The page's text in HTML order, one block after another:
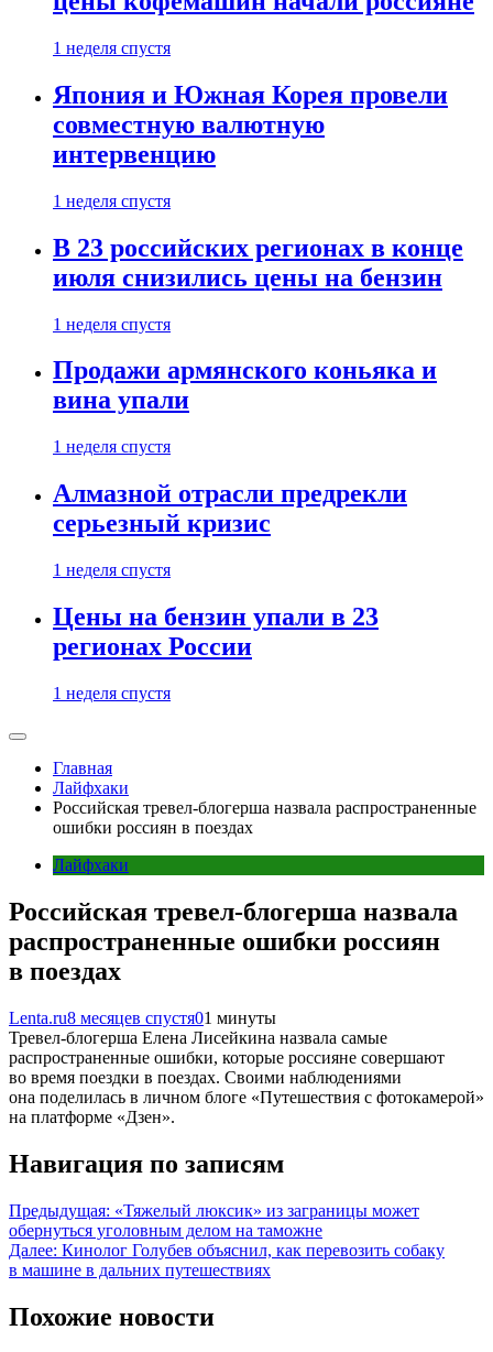
1 неделя спустя
Япония и Южная Корея провели
совместную валютную
интервенцию
1 неделя спустя
В 23 российских регионах в конце
июля снизились цены на бензин
1 неделя спустя
Продажи армянского коньяка и
вина упали
1 неделя спустя
Алмазной отрасли предрекли
серьезный кризис
1 неделя спустя
Цены на бензин упали в 23
регионах России
1 неделя спустя
Главная
Лайфхаки
Российская тревел-блогерша назвала распространенные
ошибки россиян в поездах
Лайфхаки
Российская тревел-блогерша назвала
распространенные ошибки россиян
в поездах
Lenta.ru8 месяцев спустя01 минуты
Тревел-блогерша Елена Лисейкина назвала самые
распространенные ошибки, которые россияне совершают
во время поездки в поездах. Своими наблюдениями
она поделилась в личном блоге «Путешествия с фотокамерой»
на платформе «Дзен».
Навигация по записям
Предыдущая: «Тяжелый люксик» из заграницы может
обернуться уголовным делом на таможне
Далее: Кинолог Голубев объяснил, как перевозить собаку
в машине в дальних путешествиях
Похожие новости